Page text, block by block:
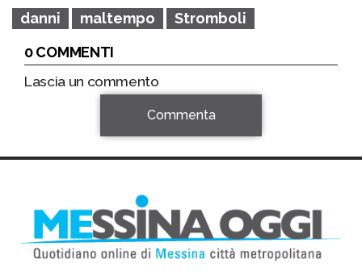
danni maltempo
Stromboli
0 COMMENTI
Lascia un commento
Commenta